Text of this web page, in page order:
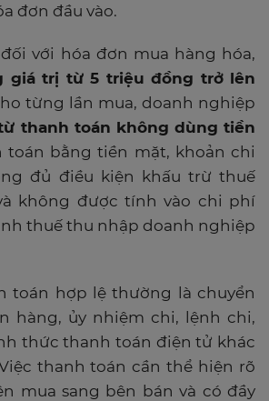
đơn đầu vào.
với hóa đơn mua hàng hóa,
giá trị từ 5 triệu đồng trở lên
từng lần mua, doanh nghiệp
thanh toán không dùng tiền
toán bằng tiền mặt, khoản chi
đủ điều kiện khấu trừ thuế
không được tính vào chi phí
thuế thu nhập doanh nghiệp
toán hợp lệ thường là chuyển
hàng, ủy nhiệm chi, lệnh chi,
thức thanh toán điện tử khác
thanh toán cần thể hiện rõ
mua sang bên bán và có đầy